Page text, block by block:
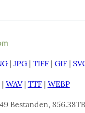
| JPG | TIFF | GIF |
| WAV| TTF| WEBP
Bestanden,